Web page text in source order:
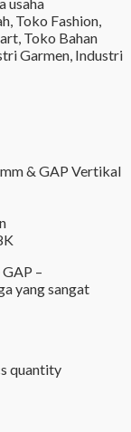
Toko Fashion,
Toko Bahan
Garmen, Industri
& GAP Vertikal
–
yang sangat
quantity